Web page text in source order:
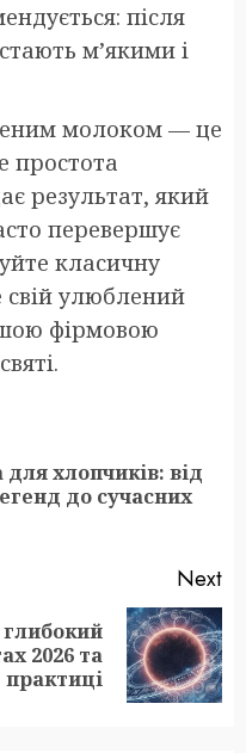
після
м’якими і
молоком — це
простота
результат, який
перевершує
класичну
свій улюблений
фірмовою
для хлопчиків: від
до сучасних
Next
2026 та
практиці